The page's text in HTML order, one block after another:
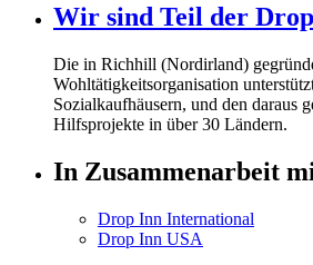
Wir sind Teil der
Die in Richhill (Nordirland)
Wohltätigkeitsorganisation
Sozialkaufhäusern, und den daraus
Hilfsprojekte in über30 Ländern.
In Zusammenarbeit
Drop Inn International
Drop Inn USA